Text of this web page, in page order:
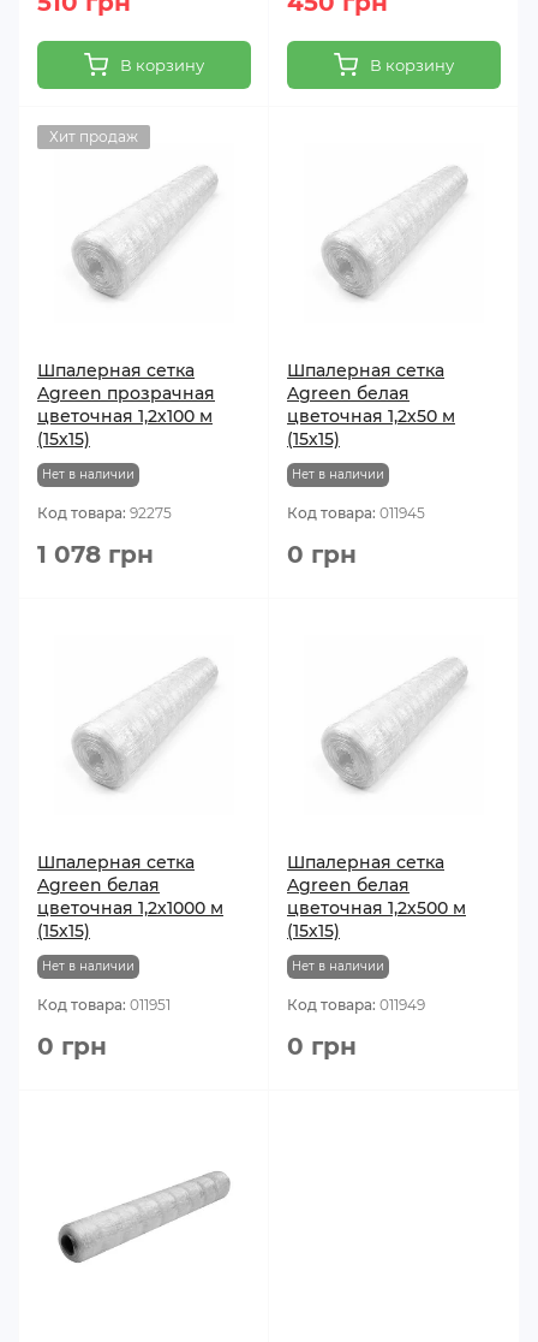
В корзину В корзину
Хит продаж
Шпалерная сетка
Agreen прозрачная
цветочная 1,2х100 м
(15х15)
Нет в наличии
Код товара: 92275
1 078 грн
Шпалерная сетка
Agreen белая
цветочная 1,2х50 м
(15х15)
Нет в наличии
Код товара: 011945
0 грн
Шпалерная сетка
Agreen белая
цветочная 1,2х1000 м
(15х15)
Нет в наличии
Код товара: 011951
0 грн
Шпалерная сетка
Agreen белая
цветочная 1,2х500 м
(15х15)
Нет в наличии
Код товара: 011949
0 грн